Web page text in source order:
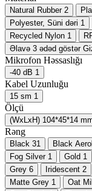
Natural Rubber 2
Polyester, Süni dəri 1
Recycled Nylon 1
Əlavə 3 ədəd göstər
Mikrofon Həssaslığı
-40 dB 1
Kabel Uzunluğu
15 sm 1
Ölçü
(WxLxH) 104*45*14
Rəng
Black 31 Black
Fog Silver 1 Gold 1
Grey 6 Iridescent 2
Matte Grey 1 Oat